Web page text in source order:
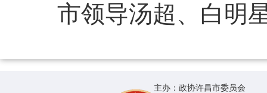
市领导汤超、白明
主办：政协许昌市委员会